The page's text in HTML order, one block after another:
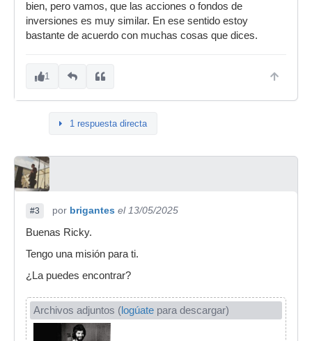
bien, pero vamos, que las acciones o fondos de
inversiones es muy similar. En ese sentido estoy
bastante de acuerdo con muchas cosas que dices.
1
1 respuesta directa
#3 por brigantes el 13/05/2025
Buenas Ricky.
Tengo una misión para ti.
¿La puedes encontrar?
Archivos adjuntos (logúate para descargar)